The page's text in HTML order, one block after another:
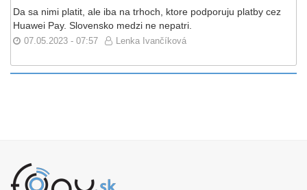
Da sa nimi platit, ale iba na trhoch, ktore podporuju platby cez
Huawei Pay. Slovensko medzi ne nepatri.
07.05.2023 - 07:57 Lenka Ivančíková